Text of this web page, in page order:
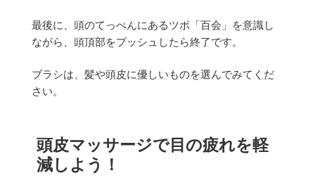
最後に、頭のてっぺんにあるツボ「百会」を意識し
ながら、頭頂部をプッシュしたら終了です。
ブラシは、髪や頭皮に優しいものを選んでみてくだ
さい。
頭皮マッサージで目の疲れを軽
減しよう！